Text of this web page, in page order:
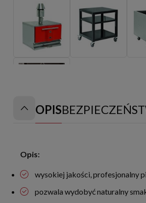
OPIS
Opis:
wysokiej jakości, profesjonalny
pozwala wydobyć naturalny